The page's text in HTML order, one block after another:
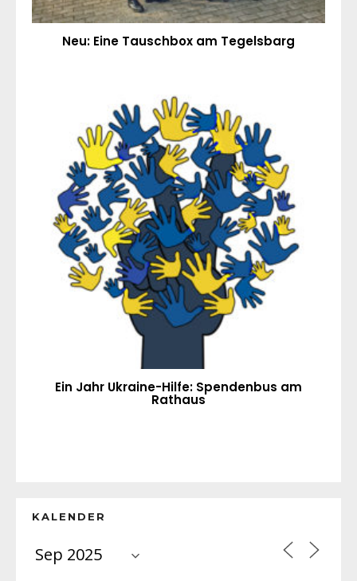
Neu: Eine Tauschbox am Tegelsbarg
Ein Jahr Ukraine-Hilfe: Spendenbus am
Rathaus
KALENDER